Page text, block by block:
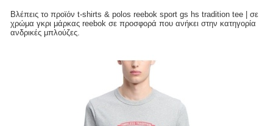
Βλέπεις το προϊόν t-shirts & polos reebok sport gs hs tradition tee | σε
χρώμα γκρι μάρκας reebok σε προσφορά που ανήκει στην κατηγορία
ανδρικές μπλούζες.